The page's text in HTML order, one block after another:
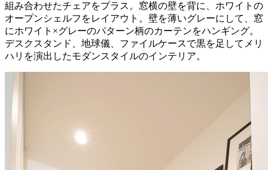
組み合わせたチェアをプラス。窓横の壁を背に、ホワイトの
オープンシェルフをレイアウト。壁を薄いグレーにして、窓
にホワイト×グレーのパターン柄のカーテンをハンギング。
デスクスタンド、地球儀、ファイルケースで黒を足してメリ
ハリを演出したモダンスタイルのインテリア。